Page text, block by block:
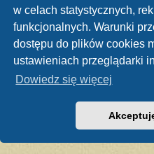
w celach statystycznych,
funkcjonalnych. Warunki
dostępu do plików cookies
ustawieniach przeglądarki
Dowiedz się więcej
Technologię dostarcza phpBB ®
Polski pakiet
Zasady ochrony